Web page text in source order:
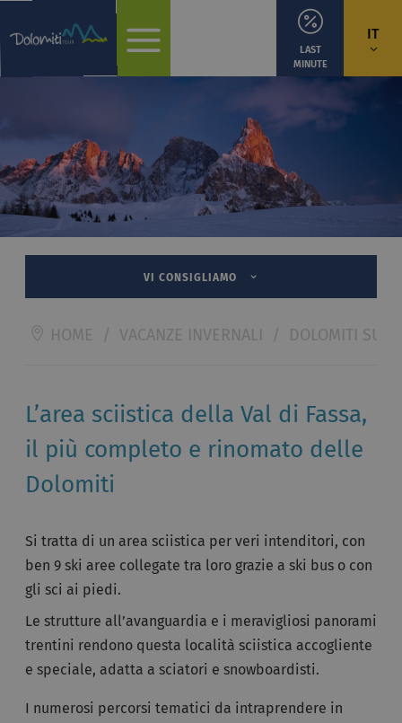
IT
LAST
MINUTE
VI CONSIGLIAMO
HOME / VACANZE INVERNALI / DOLOMITI
L’area sciistica della Val di Fassa,
il più completo e rinomato delle
Dolomiti
Si tratta di un area sciistica per veri intenditori, con
ben 9 ski aree collegate tra loro grazie a ski bus o con
gli sci ai piedi.
Le strutture all’avanguardia e i meravigliosi panorami
trentini rendono questa località sciistica accogliente
e speciale, adatta a sciatori e snowboardisti.
I numerosi percorsi tematici da intraprendere in